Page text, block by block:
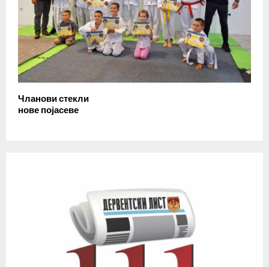
Чланови стекли
нове појасеве